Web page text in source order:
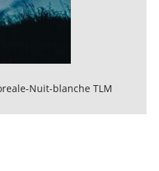
Nuit-blanche TLM